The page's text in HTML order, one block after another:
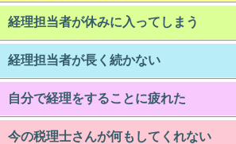
経理担当者が休みに入ってしまう
経理担当者が長く続かない
自分で経理をすることに疲れた
今の税理士さんが何もしてくれない